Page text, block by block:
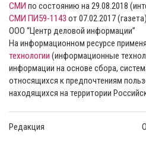
СМИ по состоянию на 29.08.2018
СМИ ПИ59-1143 от 07.02.2017 (газета)
ООО “Центр деловой информации”
На информационном ресурсе
технологии (информационные
информации на основе сбора,
относящихся к предпочтениям
находящихся на территории
Редакция